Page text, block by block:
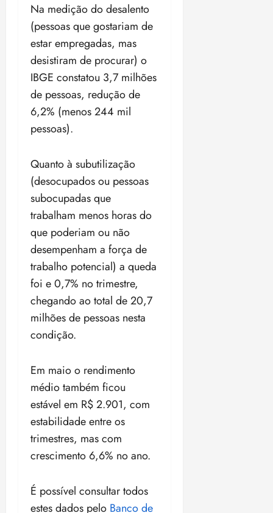
Na medição do desalento
(pessoas que gostariam de
estar empregadas, mas
desistiram de procurar) o
IBGE constatou 3,7 milhões
de pessoas, redução de
6,2% (menos 244 mil
pessoas).
Quanto à subutilização
(desocupados ou pessoas
subocupadas que
trabalham menos horas do
que poderiam ou não
desempenham a força de
trabalho potencial) a queda
foi e 0,7% no trimestre,
chegando ao total de 20,7
milhões de pessoas nesta
condição.
Em maio o rendimento
médio também ficou
estável em R$ 2.901, com
estabilidade entre os
trimestres, mas com
crescimento 6,6% no ano.
É possível consultar todos
estes dados pelo Banco de